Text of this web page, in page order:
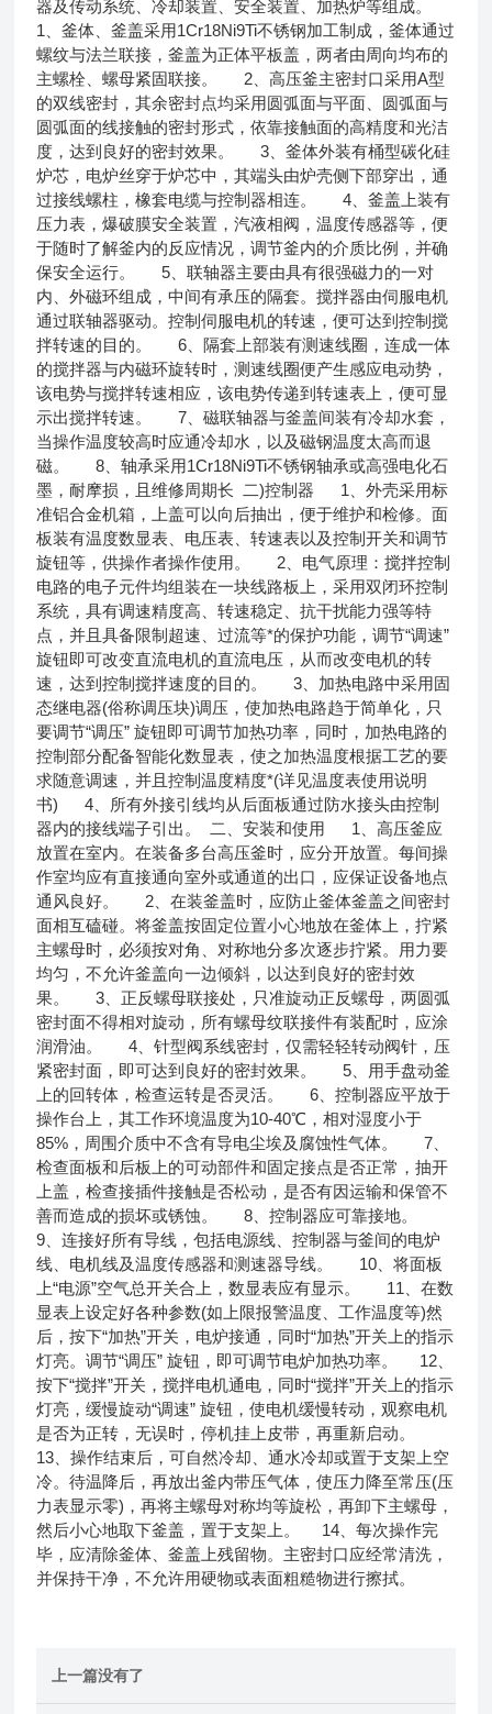
器及传动系统、冷却装置、安全装置、加热炉等组成。
1、釜体、釜盖采用1Cr18Ni9Ti不锈钢加工制成，釜体通过
螺纹与法兰联接，釜盖为正体平板盖，两者由周向均布的
主螺栓、螺母紧固联接。 2、高压釜主密封口采用A型
的双线密封，其余密封点均采用圆弧面与平面、圆弧面与
圆弧面的线接触的密封形式，依靠接触面的高精度和光洁
度，达到良好的密封效果。 3、釜体外装有桶型碳化硅
炉芯，电炉丝穿于炉芯中，其端头由炉壳侧下部穿出，通
过接线螺柱，橡套电缆与控制器相连。 4、釜盖上装有
压力表，爆破膜安全装置，汽液相阀，温度传感器等，便
于随时了解釜内的反应情况，调节釜内的介质比例，并确
保安全运行。 5、联轴器主要由具有很强磁力的一对
内、外磁环组成，中间有承压的隔套。搅拌器由伺服电机
通过联轴器驱动。控制伺服电机的转速，便可达到控制搅
拌转速的目的。 6、隔套上部装有测速线圈，连成一体
的搅拌器与内磁环旋转时，测速线圈便产生感应电动势，
该电势与搅拌转速相应，该电势传递到转速表上，便可显
示出搅拌转速。 7、磁联轴器与釜盖间装有冷却水套，
当操作温度较高时应通冷却水，以及磁钢温度太高而退
磁。 8、轴承采用1Cr18Ni9Ti不锈钢轴承或高强电化石
墨，耐摩损，且维修周期长 二)控制器 1、外壳采用标
准铝合金机箱，上盖可以向后抽出，便于维护和检修。面
板装有温度数显表、电压表、转速表以及控制开关和调节
旋钮等，供操作者操作使用。 2、电气原理：搅拌控制
电路的电子元件均组装在一块线路板上，采用双闭环控制
系统，具有调速精度高、转速稳定、抗干扰能力强等特
点，并且具备限制超速、过流等*的保护功能，调节“调速”
旋钮即可改变直流电机的直流电压，从而改变电机的转
速，达到控制搅拌速度的目的。 3、加热电路中采用固
态继电器(俗称调压块)调压，使加热电路趋于简单化，只
要调节“调压” 旋钮即可调节加热功率，同时，加热电路的
控制部分配备智能化数显表，使之加热温度根据工艺的要
求随意调速，并且控制温度精度*(详见温度表使用说明
书) 4、所有外接引线均从后面板通过防水接头由控制
器内的接线端子引出。 二、安装和使用 1、高压釜应
放置在室内。在装备多台高压釜时，应分开放置。每间操
作室均应有直接通向室外或通道的出口，应保证设备地点
通风良好。 2、在装釜盖时，应防止釜体釜盖之间密封
面相互磕碰。将釜盖按固定位置小心地放在釜体上，拧紧
主螺母时，必须按对角、对称地分多次逐步拧紧。用力要
均匀，不允许釜盖向一边倾斜，以达到良好的密封效
果。 3、正反螺母联接处，只准旋动正反螺母，两圆弧
密封面不得相对旋动，所有螺母纹联接件有装配时，应涂
润滑油。 4、针型阀系线密封，仅需轻轻转动阀针，压
紧密封面，即可达到良好的密封效果。 5、用手盘动釜
上的回转体，检查运转是否灵活。 6、控制器应平放于
操作台上，其工作环境温度为10-40℃，相对湿度小于
85%，周围介质中不含有导电尘埃及腐蚀性气体。 7、
检查面板和后板上的可动部件和固定接点是否正常，抽开
上盖，检查接插件接触是否松动，是否有因运输和保管不
善而造成的损坏或锈蚀。 8、控制器应可靠接地。
9、连接好所有导线，包括电源线、控制器与釜间的电炉
线、电机线及温度传感器和测速器导线。 10、将面板
上“电源”空气总开关合上，数显表应有显示。 11、在数
显表上设定好各种参数(如上限报警温度、工作温度等)然
后，按下“加热”开关，电炉接通，同时“加热”开关上的指示
灯亮。调节“调压” 旋钮，即可调节电炉加热功率。 12、
按下“搅拌”开关，搅拌电机通电，同时“搅拌”开关上的指示
灯亮，缓慢旋动“调速” 旋钮，使电机缓慢转动，观察电机
是否为正转，无误时，停机挂上皮带，再重新启动。
13、操作结束后，可自然冷却、通水冷却或置于支架上空
冷。待温降后，再放出釜内带压气体，使压力降至常压(压
力表显示零)，再将主螺母对称均等旋松，再卸下主螺母，
然后小心地取下釜盖，置于支架上。 14、每次操作完
毕，应清除釜体、釜盖上残留物。主密封口应经常清洗，
并保持干净，不允许用硬物或表面粗糙物进行擦拭。
上一篇没有了